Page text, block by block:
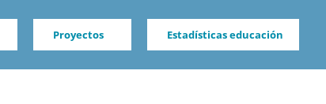
Proyectos Estadísticas educación